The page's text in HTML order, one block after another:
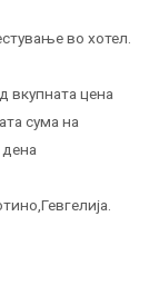
во хотел.
вкупната цена
сума на